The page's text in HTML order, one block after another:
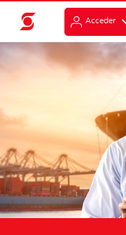
Acceder